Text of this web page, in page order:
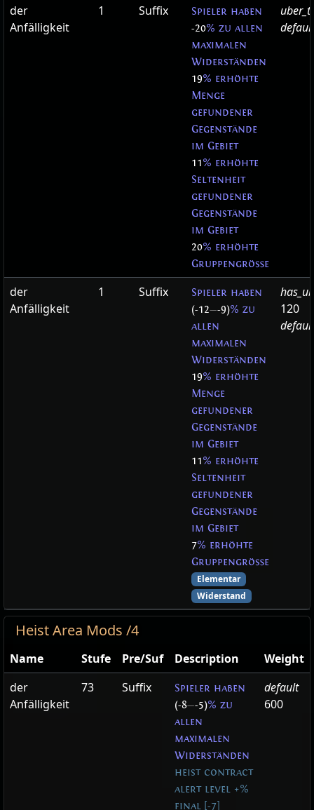
der
Anfälligkeit
1 Suffix
Spieler haben
-20% zu allen
maximalen
Widerständen
19% erhöhte
Menge
gefundener
Gegenstände
im Gebiet
11% erhöhte
Seltenheit
gefundener
Gegenstände
im Gebiet
20% erhöhte
Gruppengröße
default
der
Anfälligkeit
1 Suffix
Spieler haben
(-12—-9)% zu
allen
maximalen
Widerständen
19% erhöhte
Menge
gefundener
Gegenstände
im Gebiet
11% erhöhte
Seltenheit
gefundener
Gegenstände
im Gebiet
7% erhöhte
Gruppengröße
Elementar
Widerstand
120
default
Heist Area Mods /4
Name Stufe Pre/Suf Description
Weight
der
Anfälligkeit
73 Suffix
Spieler haben
(-8—-5)% zu
allen
maximalen
Widerständen
heist contract
alert level +%
final [-7]
default
600